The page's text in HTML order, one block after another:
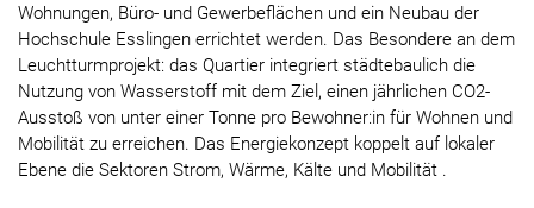
Wohnungen, Büro- und Gewerbeflächen und ein Neubau der
Hochschule Esslingen errichtet werden. Das Besondere an dem
Leuchtturmprojekt: das Quartier integriert städtebaulich die
Nutzung von Wasserstoff mit dem Ziel, einen jährlichen CO2-
Ausstoß von unter einer Tonne pro Bewohner:in für Wohnen und
Mobilität zu erreichen. Das Energiekonzept koppelt auf lokaler
Ebene die Sektoren Strom, Wärme, Kälte und Mobilität .